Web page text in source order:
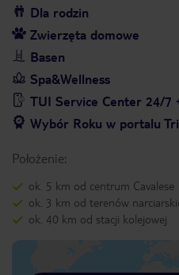
Dla rodzin
Zwierzęta domowe
Basen
Spa&Wellness
TUI Service Center 24/7
Wybór Roku w portalu
Położenie:
ok. 5 km od centrum Cavalese
ok. 3 km od terenów
ok. 40 km od stacji kolejowej